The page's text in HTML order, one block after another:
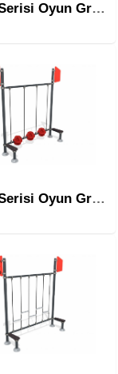
Macera Serisi Oyun Grubu Mac-1004
Macera Serisi Oyun Grubu Mac-1006